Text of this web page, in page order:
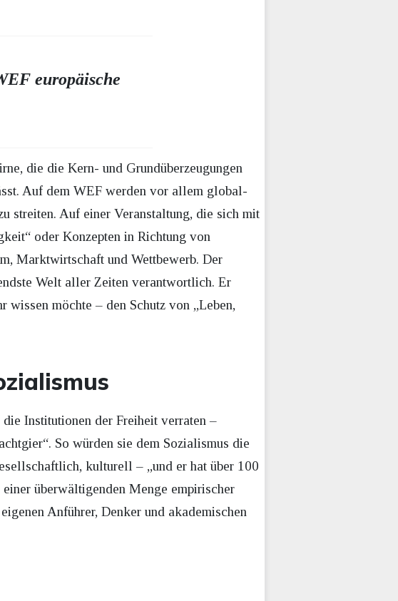
europäische
die die Kern- und Grundüberzeugungen
Auf dem WEF werden vor allem global-
streiten. Auf einer Veranstaltung, die sich mit
oder Konzepten in Richtung von
Marktwirtschaft und Wettbewerb. Der
Welt aller Zeiten verantwortlich. Er
möchte – den Schutz von „Leben,
Institutionen der Freiheit verraten –
So würden sie dem Sozialismus die
kulturell – „und er hat über 100
überwältigenden Menge empirischer
Anführer, Denker und akademischen